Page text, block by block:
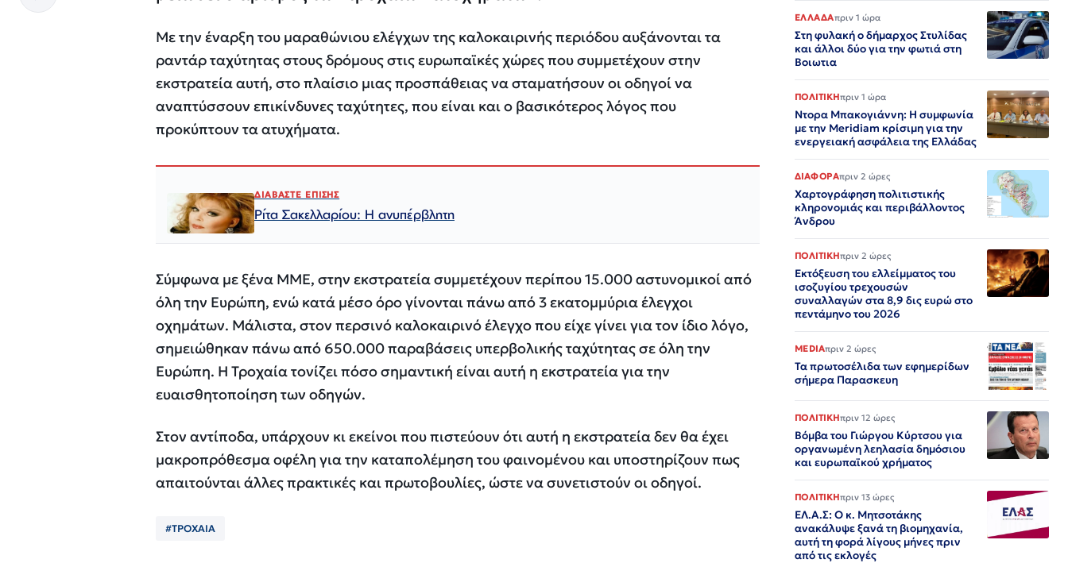
Με την έναρξη του μαραθώνιου ελέγχων της καλοκαιρινής περιόδου αυξάνονται τα
ραντάρ ταχύτητας στους δρόμους στις ευρωπαϊκές χώρες που συμμετέχουν στην
εκστρατεία αυτή, στο πλαίσιο μιας προσπάθειας να σταματήσουν οι οδηγοί να
αναπτύσσουν επικίνδυνες ταχύτητες, που είναι και ο βασικότερος λόγος που
προκύπτουν τα ατυχήματα.
ΔΙΑΒΑΣΤΕ ΕΠΙΣΗΣ
Ρίτα Σακελλαρίου: Η ανυπέρβλητη
Σύμφωνα με ξένα ΜΜΕ, στην εκστρατεία συμμετέχουν περίπου 15.000 αστυνομικοί από
όλη την Ευρώπη, ενώ κατά μέσο όρο γίνονται πάνω από 3 εκατομμύρια έλεγχοι
οχημάτων. Μάλιστα, στον περσινό καλοκαιρινό έλεγχο που είχε γίνει για τον ίδιο λόγο,
σημειώθηκαν πάνω από 650.000 παραβάσεις υπερβολικής ταχύτητας σε όλη την
Ευρώπη. Η Τροχαία τονίζει πόσο σημαντική είναι αυτή η εκστρατεία για την
ευαισθητοποίηση των οδηγών.
Στον αντίποδα, υπάρχουν κι εκείνοι που πιστεύουν ότι αυτή η εκστρατεία δεν θα έχει
μακροπρόθεσμα οφέλη για την καταπολέμηση του φαινομένου και υποστηρίζουν πως
απαιτούνται άλλες πρακτικές και πρωτοβουλίες, ώστε να συνετιστούν οι οδηγοί.
#ΤΡΟΧΑΙΑ
ΕΛΛΑΔΑπριν 1 ώρα
Στη φυλακή ο δήμαρχος Στυλίδας
και άλλοι δύο για την φωτιά στη
Βοιωτια
ΠΟΛΙΤΙΚΗπριν 1 ώρα
Ντορα Μπακογιάννη: Η συμφωνία
με την Meridiam κρίσιμη για την
ενεργειακή ασφάλεια της Ελλάδας
ΔΙΑΦΟΡΑπριν 2 ώρες
Χαρτογράφηση πολιτιστικής
κληρονομιάς και περιβάλλοντος
Άνδρου
ΠΟΛΙΤΙΚΗπριν 2 ώρες
Εκτόξευση του ελλείμματος του
ισοζυγίου τρεχουσών
συναλλαγών στα 8,9 δις ευρώ στο
πεντάμηνο του 2026
MEDIAπριν 2 ώρες
Τα πρωτοσέλιδα των εφημερίδων
σήμερα Παρασκευη
ΠΟΛΙΤΙΚΗπριν 12 ώρες
Βόμβα του Γιώργου Κύρτσου για
οργανωμένη λεηλασία δημόσιου
και ευρωπαϊκού χρήματος
ΠΟΛΙΤΙΚΗπριν 13 ώρες
ΕΛ.Α.Σ: Ο κ. Μητσοτάκης
ανακάλυψε ξανά τη βιομηχανία,
αυτή τη φορά λίγους μήνες πριν
από τις εκλογές